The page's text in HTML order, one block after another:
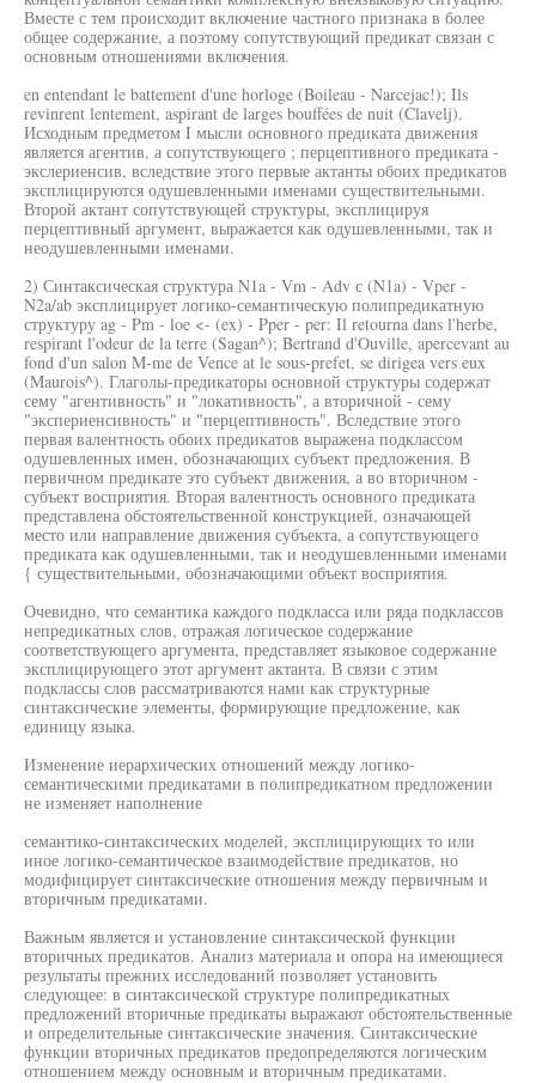
Вместе с тем происходит включение частного признака в более
общее содержание, а поэтому сопутствующий предикат связан с
основным отношениями включения.
en entendant le battement d'une horloge (Boileau - Narcejac!); Ils
revinrent lentement, aspirant de larges bouffées de nuit (Clavelj).
Исходным предметом I мысли основного предиката движения
является агентив, а сопутствующего ; перцептивного предиката -
экслериенсив, вследствие этого первые актанты обоих предикатов
эксплицируются одушевленными именами существительными.
Второй актант сопутствующей структуры, эксплицируя
перцептивный аргумент, выражается как одушевленными, так и
неодушевленными именами.
2) Синтаксическая структура N1a - Vm - Adv с (N1a) - Vper -
N2a/ab эксплицирует логико-семантическую полипредикатную
структуру ag - Pm - loe <- (ex) - Pper - per: Il retourna dans l'herbe,
respirant l'odeur de la terre (Sagan^); Bertrand d'Ouville, apercevant au
fond d'un salon M-me de Vence at le sous-prefet, se dirigea vers eux
(Maurois^). Глаголы-предикаторы основной структуры содержат
сему "агентивность" и "локативность", а вторичной - сему
"экспериенсивность" и "перцептивность". Вследствие этого
первая валентность обоих предикатов выражена подклассом
одушевленных имен, обозначающих субъект предложения. В
первичном предикате это субъект движения, а во вторичном -
субъект восприятия. Вторая валентность основного предиката
представлена обстоятельственной конструкцией, означающей
место или направление движения субъекта, а сопутствующего
предиката как одушевленными, так и неодушевленными именами
{ существительными, обозначающими объект восприятия.
Очевидно, что семантика каждого подкласса или ряда подклассов
непредикатных слов, отражая логическое содержание
соответствующего аргумента, представляет языковое содержание
эксплицирующего этот аргумент актанта. В связи с этим
подклассы слов рассматриваются нами как структурные
синтаксические элементы, формирующие предложение, как
единицу языка.
Изменение иерархических отношений между логико-
семантическими предикатами в полипредикатном предложении
не изменяет наполнение
семантико-синтаксических моделей, эксплицирующих то или
иное логико-семантическое взаимодействие предикатов, но
модифицирует синтаксические отношения между первичным и
вторичным предикатами.
Важным является и установление синтаксической функции
вторичных предикатов. Анализ материала и опора на имеющиеся
результаты прежних исследований позволяет установить
следующее: в синтаксической структуре полипредикатных
предложений вторичные предикаты выражают обстоятельственные
и определительные синтаксические значения. Синтаксические
функции вторичных предикатов предопределяются логическим
отношением между основным и вторичным предикатами.